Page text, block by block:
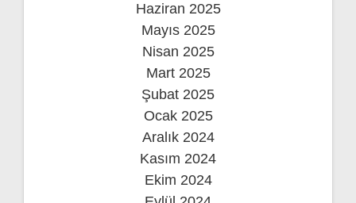
Haziran 2025
Mayıs 2025
Nisan 2025
Mart 2025
Şubat 2025
Ocak 2025
Aralık 2024
Kasım 2024
Ekim 2024